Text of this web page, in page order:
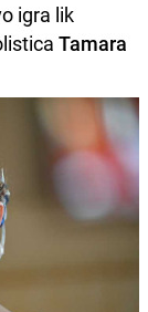
igra lik
Tamara